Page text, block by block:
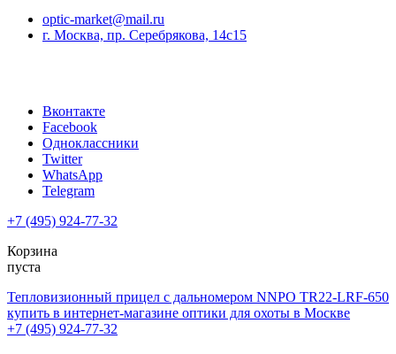
optic-market@mail.ru
г. Москва, пр. Серебрякова, 14с15
Вконтакте
Facebook
Одноклассники
Twitter
WhatsApp
Telegram
+7 (495) 924-77-32
Корзина
пуста
Тепловизионный прицел с дальномером NNPO TR22-LRF-650
купить в интернет-магазине оптики для охоты в Москве
+7 (495) 924-77-32